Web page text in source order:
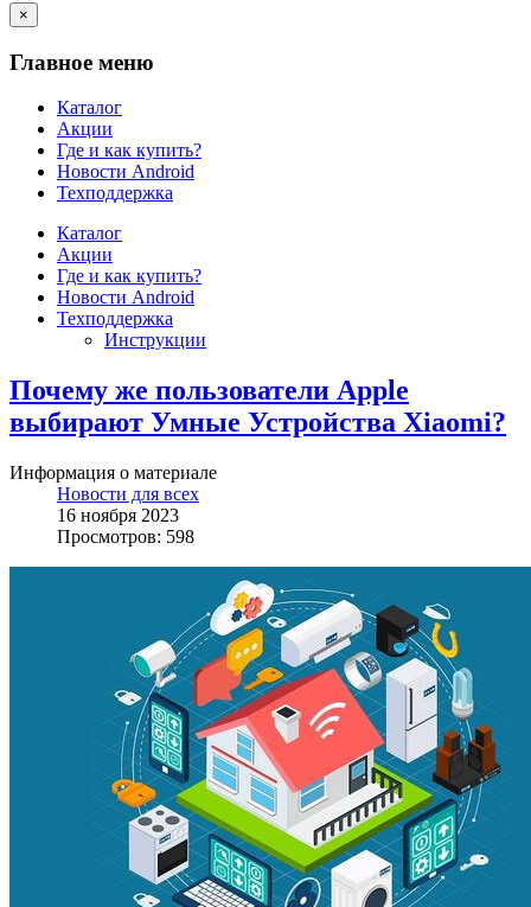
×
Главное меню
Каталог
Акции
Где и как купить?
Новости Android
Техподдержка
Каталог
Акции
Где и как купить?
Новости Android
Техподдержка
Инструкции
Почему же пользователи Apple
выбирают Умные Устройства Xiaomi?
Информация о материале
Новости для всех
16 ноября 2023
Просмотров: 598